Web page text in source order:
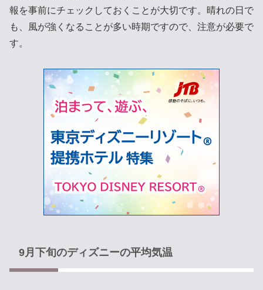
報を事前にチェックしておくことが大切です。晴れの日で
も、風が強くなることが多い時期ですので、注意が必要で
す。
9月下旬のディズニーの平均気温